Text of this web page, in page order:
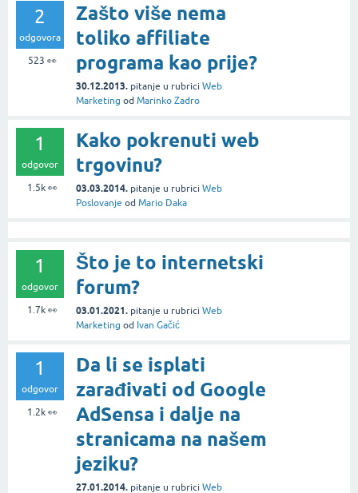
2
odgovora
523 👀
Zašto više nema
toliko affiliate
programa kao prije?
30.12.2013. pitanje u rubrici Web
Marketing od Marinko Zadro
1
odgovor
1.5k👀
Kako pokrenuti web
trgovinu?
03.03.2014. pitanje u rubrici Web
Poslovanje od Mario Daka
1
odgovor
1.7k👀
Što je to internetski
forum?
03.01.2021. pitanje u rubrici Web
Marketing od Ivan Gačić
1
odgovor
1.2k👀
Da li se isplati
zarađivati od Google
AdSensa i dalje na
stranicama na našem
jeziku?
27.01.2014. pitanje u rubrici Web